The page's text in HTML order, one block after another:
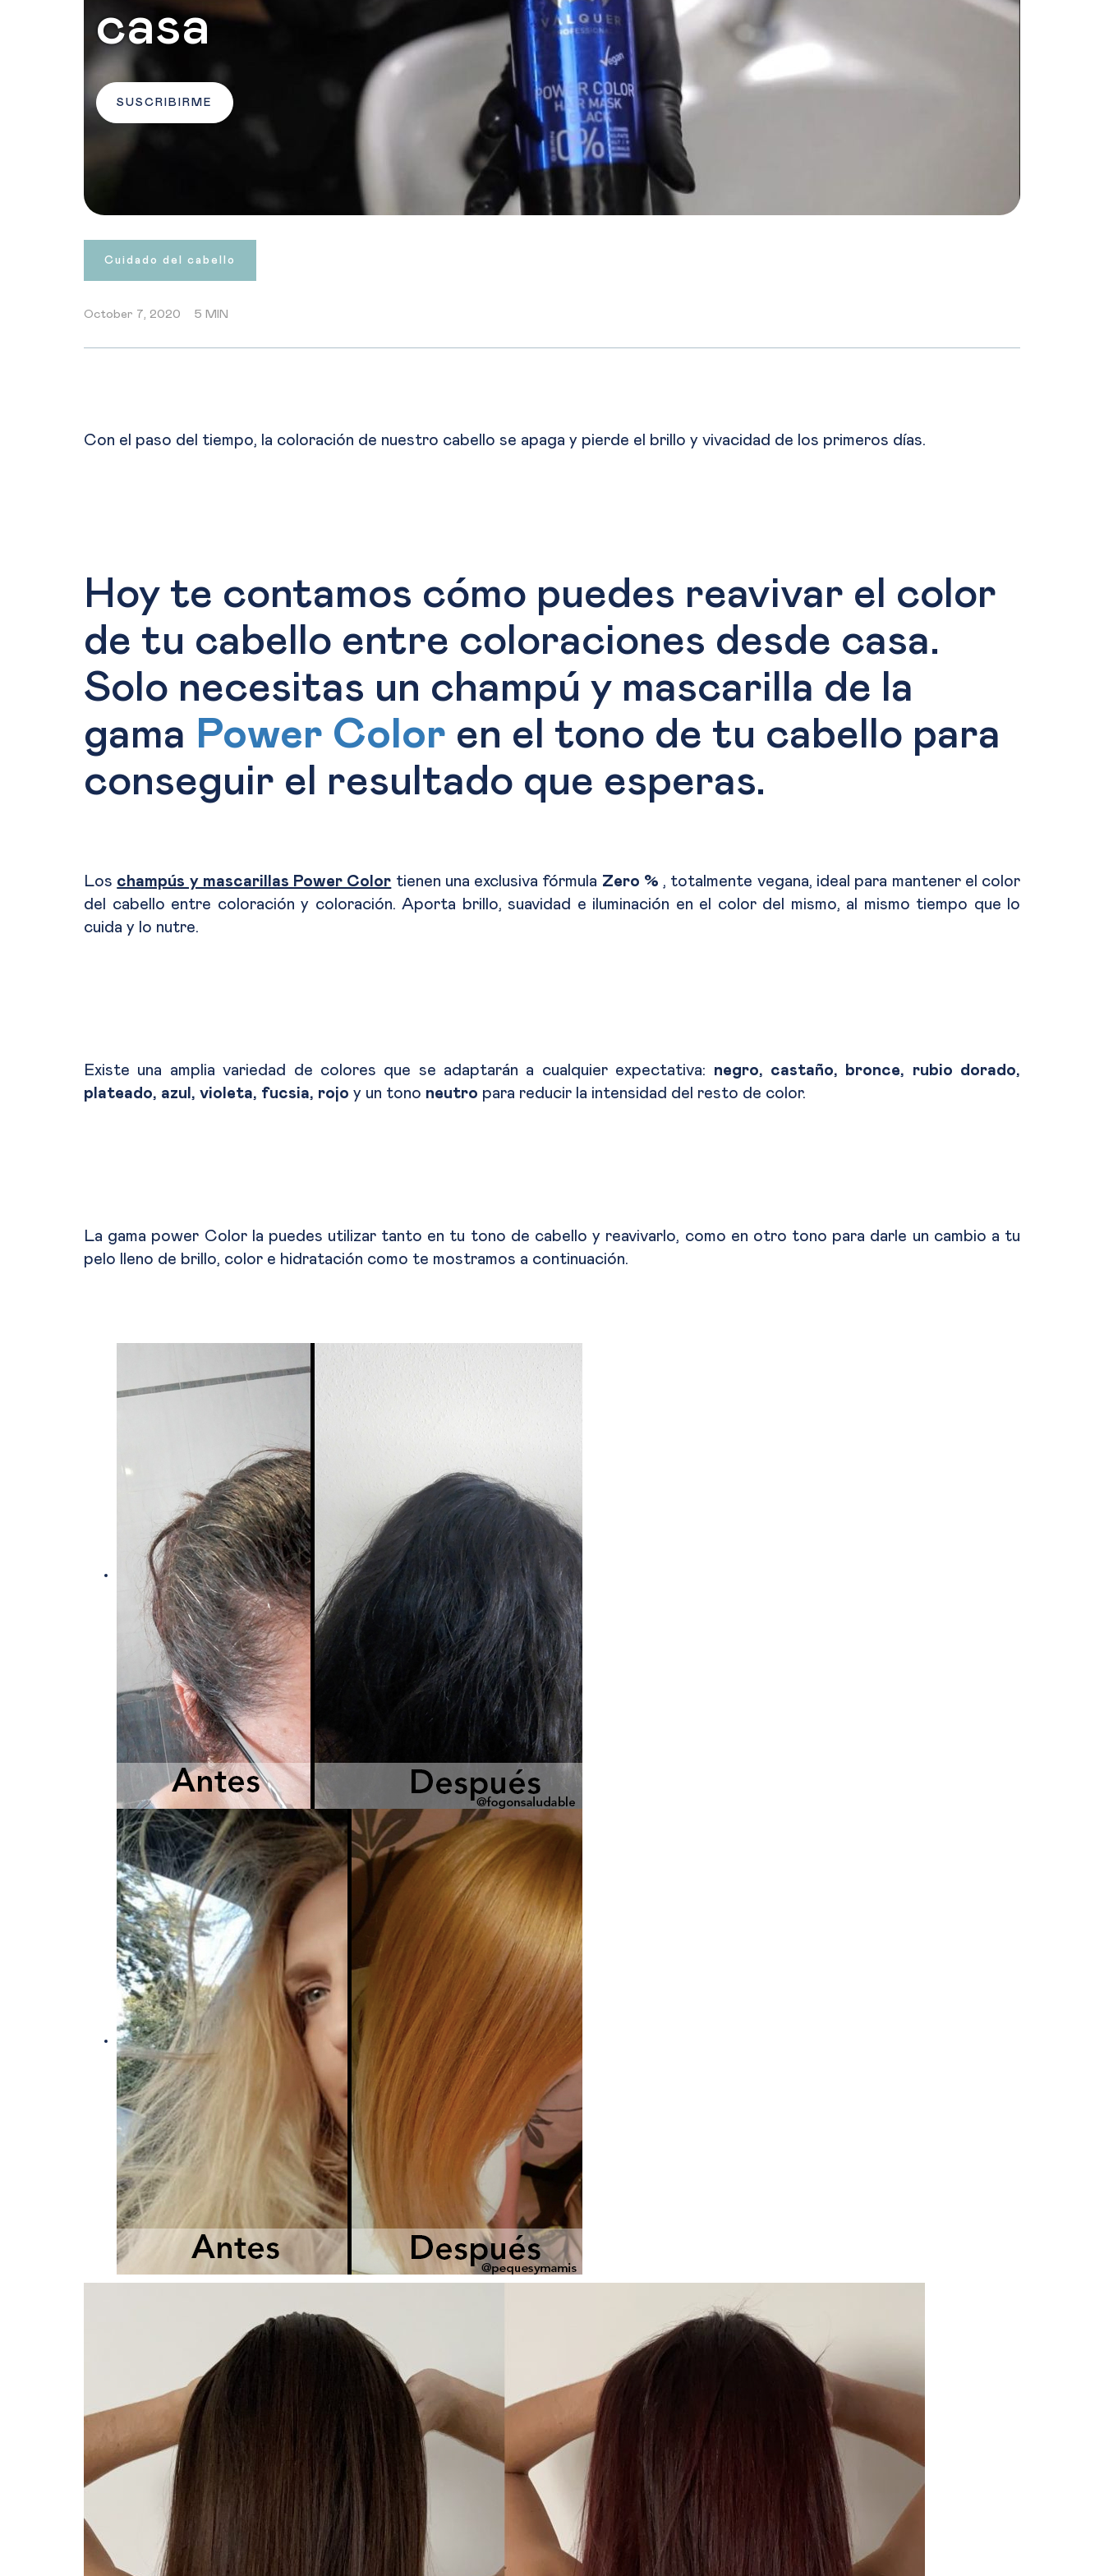
casa
SUSCRIBIRME
Cuidado del cabello
October 7, 2020 5 MIN
Con el paso del tiempo, la coloración de nuestro cabello se apaga y pierde el brillo y vivacidad de los primeros días.
Hoy te contamos cómo puedes reavivar el color
de tu cabello entre coloraciones desde casa.
Solo necesitas un champú y mascarilla de la
gama Power Color en el tono de tu cabello para
conseguir el resultado que esperas.
Los champús y mascarillas Power Color tienen una exclusiva fórmula Zero % , totalmente vegana, ideal para mantener el color
del cabello entre coloración y coloración. Aporta brillo, suavidad e iluminación en el color del mismo, al mismo tiempo que lo
cuida y lo nutre.
Existe una amplia variedad de colores que se adaptarán a cualquier expectativa: negro, castaño, bronce, rubio dorado,
plateado, azul, violeta, fucsia, rojo y un tono neutro para reducir la intensidad del resto de color.
La gama power Color la puedes utilizar tanto en tu tono de cabello y reavivarlo, como en otro tono para darle un cambio a tu
pelo lleno de brillo, color e hidratación como te mostramos a continuación.